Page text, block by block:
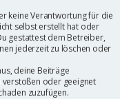
keine Verantwortung für die
selbst erstellt hat oder
gestattest dem Betreiber,
jederzeit zu löschen oder
deine Beiträge
verstoßen oder geeignet
zuzufügen.